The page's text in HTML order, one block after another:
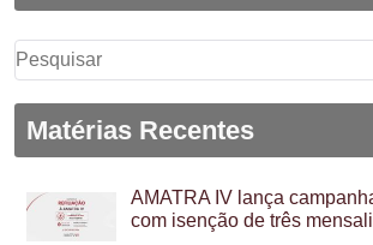
Pesquisar
por:
Matérias Recentes
AMATRA IV lança
com isenção de três